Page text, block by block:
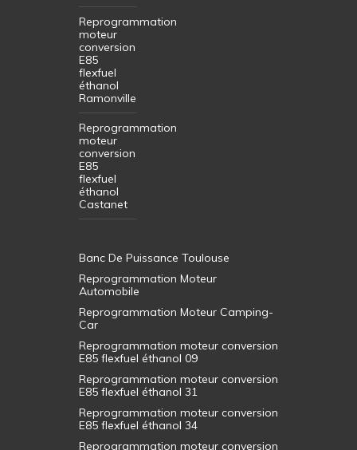
Reprogrammation
moteur
conversion
E85
flexfuel
éthanol
Ramonville
Reprogrammation
moteur
conversion
E85
flexfuel
éthanol
Castanet
Banc De Puissance Toulouse
Reprogrammation Moteur
Automobile
Reprogrammation Moteur Camping-
Car
Reprogrammation moteur conversion
E85 flexfuel éthanol 09
Reprogrammation moteur conversion
E85 flexfuel éthanol 31
Reprogrammation moteur conversion
E85 flexfuel éthanol 34
Reprogrammation moteur conversion